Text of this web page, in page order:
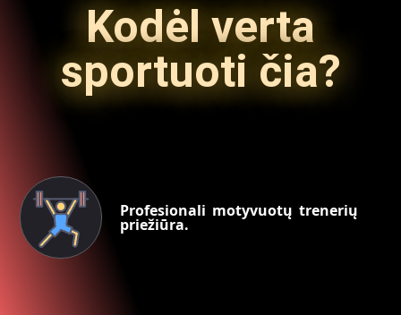
Kodėl verta
sportuoti čia?
Profesionali motyvuotų trenerių
priežiūra.